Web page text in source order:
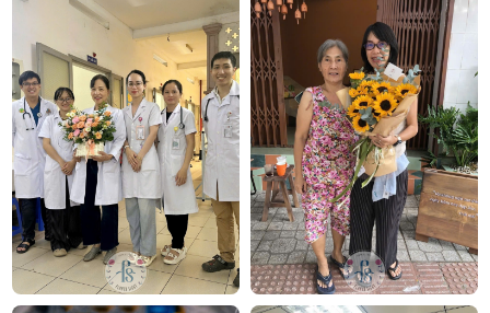
Hoa chia buồn Miền ký ức